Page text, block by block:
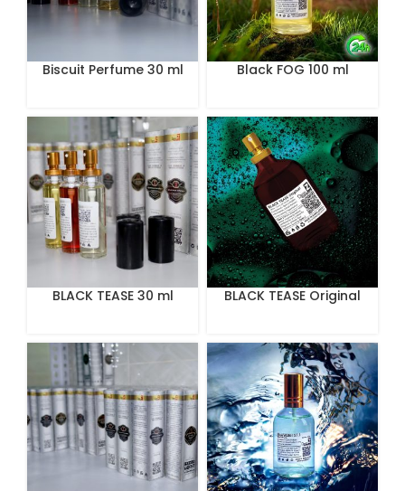
Biscuit Perfume 30 ml Black FOG 100 ml
BLACK TEASE 30 ml
BLACK TEASE Original